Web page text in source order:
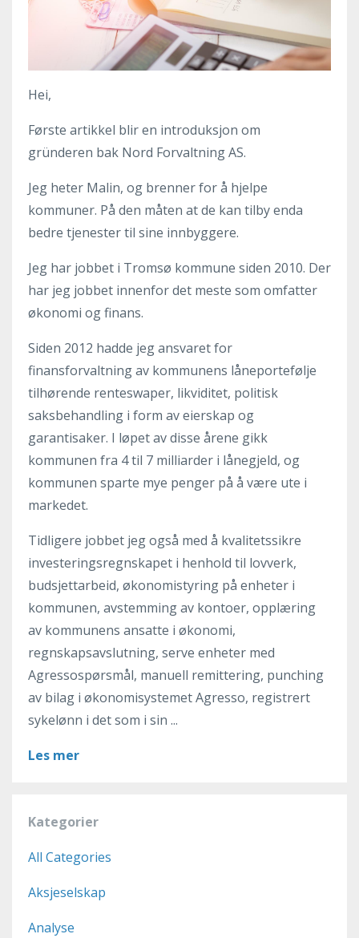
Hei,
Første artikkel blir en introduksjon om
gründeren bak Nord Forvaltning AS.
Jeg heter Malin, og brenner for å hjelpe
kommuner. På den måten at de kan tilby enda
bedre tjenester til sine innbyggere.
Jeg har jobbet i Tromsø kommune siden 2010. Der
har jeg jobbet innenfor det meste som omfatter
økonomi og finans.
Siden 2012 hadde jeg ansvaret for
finansforvaltning av kommunens låneportefølje
tilhørende renteswaper, likviditet, politisk
saksbehandling i form av eierskap og
garantisaker. I løpet av disse årene gikk
kommunen fra 4 til 7 milliarder i lånegjeld, og
kommunen sparte mye penger på å være ute i
markedet.
Tidligere jobbet jeg også med å kvalitetssikre
investeringsregnskapet i henhold til lovverk,
budsjettarbeid, økonomistyring på enheter i
kommunen, avstemming av kontoer, opplæring
av kommunens ansatte i økonomi,
regnskapsavslutning, serve enheter med
Agressospørsmål, manuell remittering, punching
av bilag i økonomisystemet Agresso, registrert
sykelønn i det som i sin ...
Les mer
Kategorier
All Categories
Aksjeselskap
Analyse